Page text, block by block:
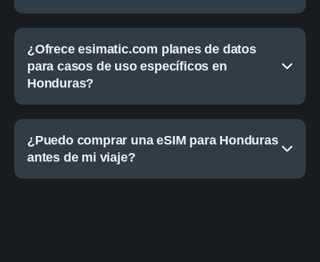
¿Ofrece esimatic.com planes de datos
para casos de uso específicos en
Honduras?
¿Puedo comprar una eSIM para Honduras
antes de mi viaje?